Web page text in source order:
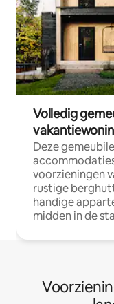
Volledig
Deze
voorzieningen
rustige
handige
midden in de